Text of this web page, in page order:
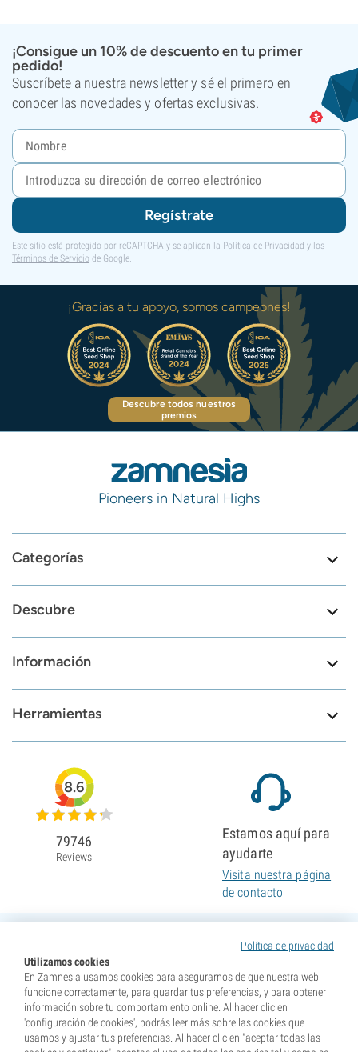
¡Consigue un 10% de descuento en tu primer
pedido!
Suscríbete a nuestra newsletter y sé el primero en
conocer las novedades y ofertas exclusivas.
Regístrate
Este sitio está protegido por reCAPTCHA y se aplican la Política de Privacidad y los
Términos de Servicio de Google.
¡Gracias a tu apoyo, somos campeones!
Descubre todos nuestros
premios
Pioneers in Natural Highs
Categorías
Descubre
Información
Herramientas
Política de privacidad
Utilizamos cookies
En Zamnesia usamos cookies para asegurarnos de que nuestra web
funcione correctamente, para guardar tus preferencias, y para obtener
información sobre tu comportamiento online. Al hacer clic en
'configuración de cookies', podrás leer más sobre las cookies que
usamos y ajustar tus preferencias. Al hacer clic en "aceptar todas las
8.6
79746
Reviews
Estamos aquí para
ayudarte
Visita nuestra página
de contacto